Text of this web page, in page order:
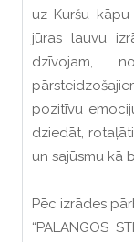
uz Kuršu
jūras lauvu
dzīvojam,
pozitīvu
dziedāt,
un sajūsmu kā
Pēc izrādes
“PALANGOS